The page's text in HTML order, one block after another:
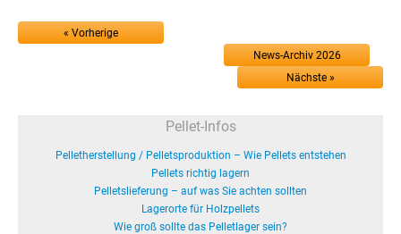
« Vorherige
News-Archiv 2026
Nächste »
Pellet-Infos
Pelletherstellung / Pelletsproduktion – Wie Pellets entstehen
Pellets richtig lagern
Pelletslieferung – auf was Sie achten sollten
Lagerorte für Holzpellets
Wie groß sollte das Pelletlager sein?